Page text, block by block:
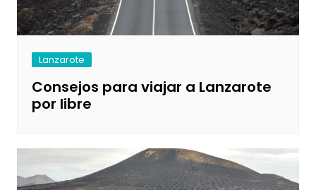
Lanzarote
Consejos para viajar a Lanzarote
por libre